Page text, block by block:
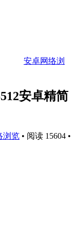
安卓网络浏
安卓精简
浏览 • 阅读 15604 •